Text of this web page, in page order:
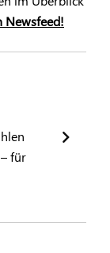
Newsfeed!
für